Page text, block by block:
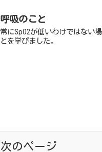
呼吸のこと
常にSpO2が低いわけではない
とを学びました。
次のページ